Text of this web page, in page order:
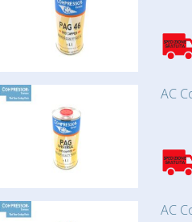
AC
AC